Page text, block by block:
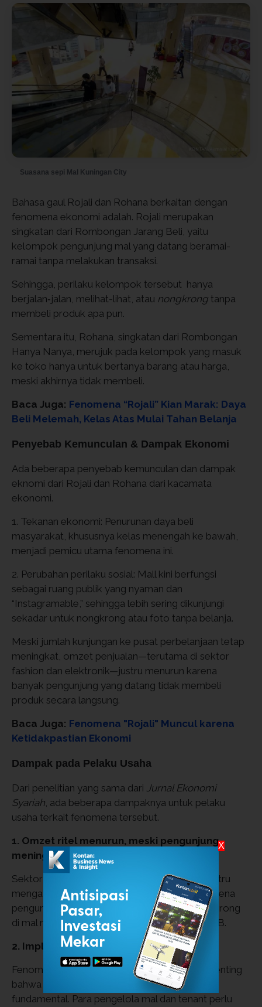
Suasana sepi Mal Kuningan City
Bahasa gaul Rojali dan Rohana berkaitan dengan
fenomena ekonomi adalah. Rojali merupakan
singkatan dari Rombongan Jarang Beli, yaitu
kelompok pengunjung mal yang datang beramai-
ramai tanpa melakukan transaksi.
Sehingga, perilaku kelompok tersebut hanya
berjalan‑jalan, melihat-lihat, atau nongkrong tanpa
membeli produk apa pun.
Sementara itu, Rohana, singkatan dari Rombongan
Hanya Nanya, merujuk pada kelompok yang masuk
ke toko hanya untuk bertanya barang atau harga,
meski akhirnya tidak membeli.
Baca Juga: Fenomena “Rojali” Kian Marak: Daya
Beli Melemah, Kelas Atas Mulai Tahan Belanja
Penyebab Kemunculan & Dampak Ekonomi
Ada beberapa penyebab kemunculan dan dampak
eknomi dari Rojali dan Rohana dari kacamata
ekonomi.
1. Tekanan ekonomi: Penurunan daya beli
masyarakat, khususnya kelas menengah ke bawah,
menjadi pemicu utama fenomena ini.
2. Perubahan perilaku sosial: Mall kini berfungsi
sebagai ruang publik yang nyaman dan
“Instagramable,” sehingga lebih sering dikunjungi
sekadar untuk nongkrong atau foto tanpa belanja.
Meski jumlah kunjungan ke pusat perbelanjaan tetap
meningkat, omzet penjualan—terutama di sektor
fashion dan elektronik—justru menurun karena
banyak pengunjung yang datang tidak membeli
produk secara langsung.
Baca Juga: Fenomena "Rojali" Muncul karena
Ketidakpastian Ekonomi
Dampak pada Pelaku Usaha
Dari penelitian yang sama dari Jurnal Ekonomi
Syariah, ada beberapa dampaknya untuk pelaku
usaha terkait fenomena tersebut.
1. Omzet ritel menurun, meski pengunjung
meningkat
Sektor F&B (minuman dan makanan ringan) justru
mengalami kenaikan omzet hingga 5–10 %, karena
pengunjung tetap membeli camilan saat nongkrong
di mal meskipun tidak membeli produk non‑F&B.
2. Implikasi Strategis bagi Pengelola
Fenomena Rojali dan Rohana menjadi sinyal penting
bahwa perilaku konsumen berubah secara
fundamental. Para pengelola mal dan tenant perlu
X